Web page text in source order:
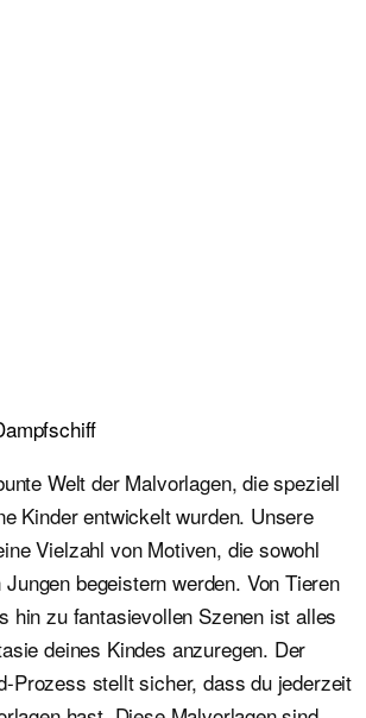
Welt der Malvorlagen, die speziell
Kinder entwickelt wurden. Unsere
Vielzahl von Motiven, die sowohl
begeistern werden. Von Tieren
hin zu fantasievollen Szenen ist alles
deines Kindes anzuregen. Der
Prozess stellt sicher, dass du jederzeit